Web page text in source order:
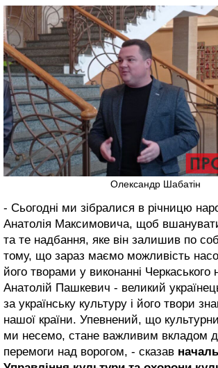
Олександр Шабатін
- Сьогодні ми зібралися в річницю
Анатолія Максимовича, щоб
та те надбання, яке він залишив по
тому, що зараз маємо можливість
його творами у виконанні Черкаського
Анатолій Пашкевич - великий
за українську культуру і його твори
нашої країни. Упевнений, що
ми несемо, стане важливим вкладом
перемоги над ворогом, - сказав